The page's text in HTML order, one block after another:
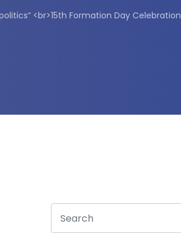
<br>15th Formation Day Celebration